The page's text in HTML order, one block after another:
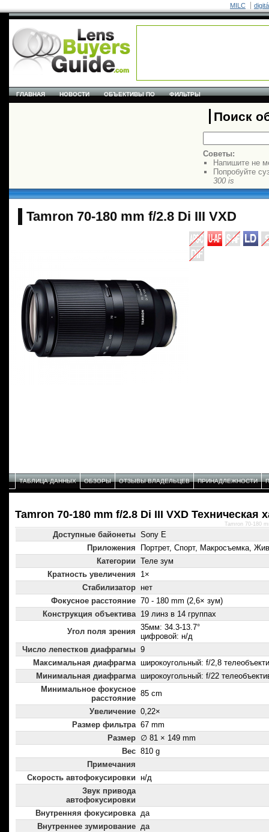
MILC
ГЛАВНАЯ НОВОСТИ ОБЪЕКТИВЫ ПО ФИЛЬТРЫ
Поиск
Советы:
Напишите не
Попробуйте
300 is
Tamron 70-180 mm f/2.8 Di III VXD
ТАБЛИЦА ДАННЫХ ОБЗОРЫ ОТЗЫВЫ ВЛАДЕЛЬЦЕВ ПРИНАДЛЕЖНОСТИ
Tamron 70-180 mm f/2.8 Di III VXD Техническая
Доступные байонеты Sony E
Приложения
Портрет, Спорт, Макросъемка,
Категории Теле зум
Кратность увеличения
1×
Стабилизатор нет
Фокусное расстояние 70 - 180 mm (2,6× зум)
Конструкция объектива 19 линз в 14 группах
Угол поля зрения 35мм: 34.3-13.7°
цифровой: н/д
Число лепестков диафрагмы 9
Максимальная диафрагма широкоугольный: f/2,8
Минимальная диафрагма широкоугольный: f/22
Минимальное фокусное
расстояние
85 cm
Увеличение 0,22×
Размер фильтра 67 mm
Размер ∅ 81 × 149 mm
Вес 810 g
Примечания
Скорость автофокусировки н/д
Звук привода
автофокусировки
Внутренняя фокусировка да
Внутреннее зумирование да
Tamron 70-180